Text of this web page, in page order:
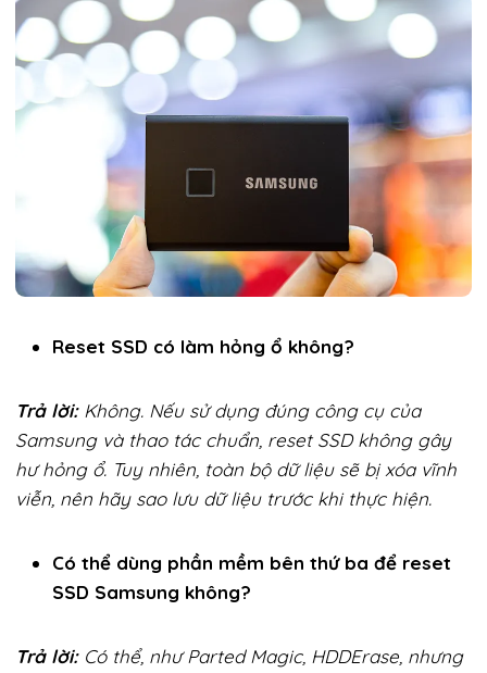
Reset SSD có làm hỏng ổ không?
Trả lời:Không. Nếu sử dụng đúng công cụ của
Samsung và thao tác chuẩn, reset SSD không gây
hư hỏng ổ. Tuy nhiên, toàn bộ dữ liệu sẽ bị xóa vĩnh
viễn, nên hãy sao lưu dữ liệu trước khi thực hiện.
Có thể dùng phần mềm bên thứ ba để reset
SSD Samsung không?
Trả lời:Có thể, như Parted Magic, HDDErase, nhưng